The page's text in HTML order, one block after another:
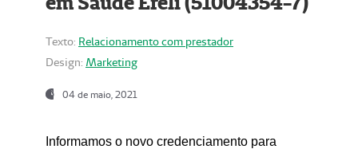
Texto: Relacionamento com prestador
Design: Marketing
04 de maio, 2021
Informamos o novo credenciamento para